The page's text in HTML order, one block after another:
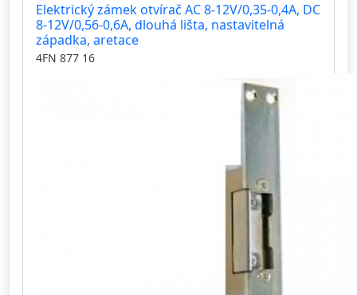
Elektrický zámek otvírač AC 8-12V/0,35-0,4A, DC
8-12V/0,56-0,6A, dlouhá lišta, nastavitelná
západka, aretace
4FN 877 16